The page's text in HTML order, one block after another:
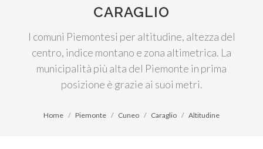
CARAGLIO
I comuni Piemontesi per altitudine, altezza del
centro, indice montano e zona altimetrica. La
municipalità più alta del Piemonte in prima
posizione è grazie ai suoi metri.
Home Piemonte Cuneo Caraglio Altitudine